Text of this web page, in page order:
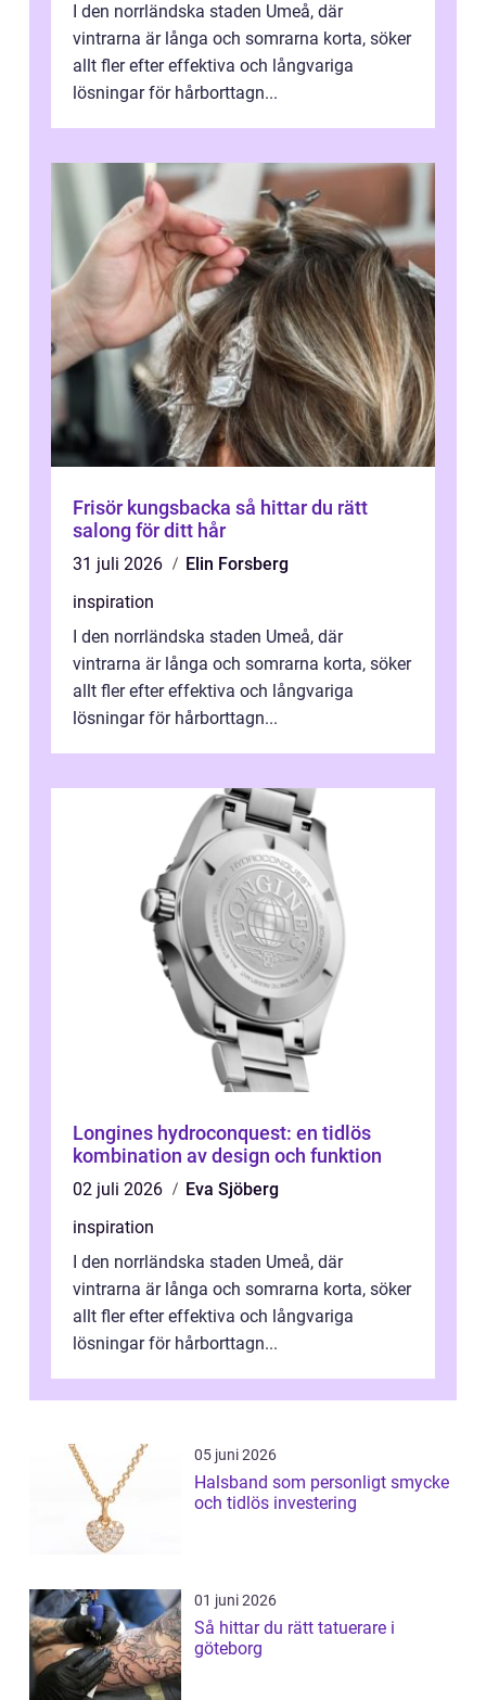
I den norrländska staden Umeå, där
vintrarna är långa och somrarna korta, söker
allt fler efter effektiva och långvariga
lösningar för hårborttagn...
Frisör kungsbacka så hittar du rätt
salong för ditt hår
31 juli 2026
Elin Forsberg
inspiration
I den norrländska staden Umeå, där
vintrarna är långa och somrarna korta, söker
allt fler efter effektiva och långvariga
lösningar för hårborttagn...
Longines hydroconquest: en tidlös
kombination av design och funktion
02 juli 2026
Eva Sjöberg
inspiration
I den norrländska staden Umeå, där
vintrarna är långa och somrarna korta, söker
allt fler efter effektiva och långvariga
lösningar för hårborttagn...
05 juni 2026
Halsband som personligt smycke
och tidlös investering
01 juni 2026
Så hittar du rätt tatuerare i
göteborg